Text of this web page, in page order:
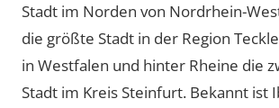
Stadt im Norden von Nordrhein-
die größte Stadt in der Region
in Westfalen und hinter Rheine die
Stadt im Kreis Steinfurt. Bekannt ist